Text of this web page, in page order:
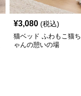
¥3,080 (税込)
猫ベッド ふわもこ猫ち
ゃんの憩いの場